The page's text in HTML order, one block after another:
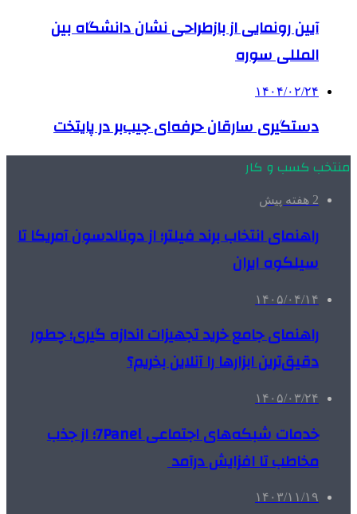
آیین رونمایی از بازطراحی نشان دانشگاه بین
المللی سوره
۱۴۰۴/۰۲/۲۴
دستگیری سارقان حرفه‌ای جیب‌بر در پایتخت
منتخب کسب و کار
2 هفته پیش
راهنمای انتخاب برند فیلتر؛ از دونالدسون آمریکا تا
سیلکوه ایران
۱۴۰۵/۰۴/۱۴
راهنمای جامع خرید تجهیزات اندازه گیری؛ چطور
دقیق‌ترین ابزارها را آنلاین بخریم؟
۱۴۰۵/۰۳/۲۴
خدمات شبکه‌های اجتماعی 7Panel؛ از جذب
مخاطب تا افزایش درآمد
۱۴۰۳/۱۱/۱۹